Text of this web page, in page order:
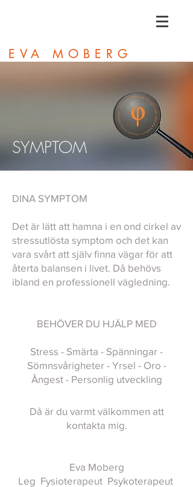
EVA MOBERG
SYMPTOM
DINA SYMPTOM
Det är lätt att hamna i en ond cirkel av
stressutlösta symptom och det kan
vara svårt att själv finna vägar för att
återta balansen i livet. Då behövs
ibland en professionell vägledning.
BEHÖVER DU HJÄLP MED​
Stress - Smärta - Spänningar -
Sömnsvårigheter - Yrsel - Oro -
Ångest - Personlig utveckling
Då är du varmt välkommen att
kontakta mig.
Eva Moberg
Leg Fysioterapeut Psykoterapeut